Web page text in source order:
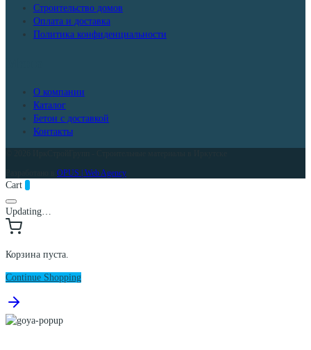
Строительство домов
Оплата и доставка
Политика конфиденциальности
О компании
Каталог
Бетон с доставкой
Контакты
OPUS | Web Agency
Cart
Updating…
Корзина пуста.
Continue Shopping